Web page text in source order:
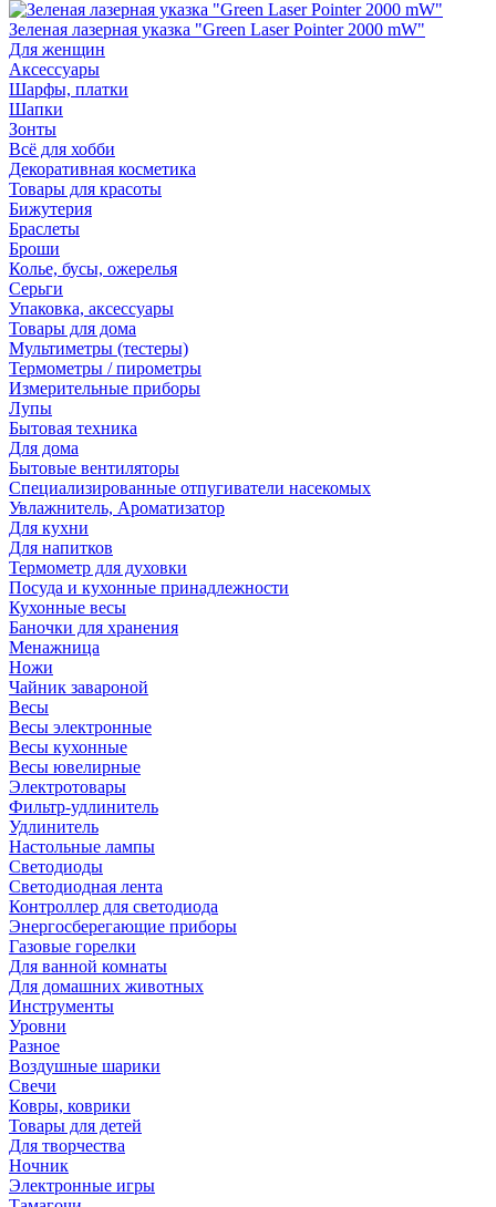
Зеленая лазерная указка "Green Laser Pointer 2000 mW"
Для женщин
Аксессуары
Шарфы, платки
Шапки
Зонты
Всё для хобби
Декоративная косметика
Товары для красоты
Бижутерия
Браслеты
Броши
Колье, бусы, ожерелья
Серьги
Упаковка, аксессуары
Товары для дома
Мультиметры (тестеры)
Термометры / пирометры
Измерительные приборы
Лупы
Бытовая техника
Для дома
Бытовые вентиляторы
Специализированные отпугиватели насекомых
Увлажнитель, Ароматизатор
Для кухни
Для напитков
Термометр для духовки
Посуда и кухонные принадлежности
Кухонные весы
Баночки для хранения
Менажница
Ножи
Чайник завароной
Весы
Весы электронные
Весы кухонные
Весы ювелирные
Электротовары
Фильтр-удлинитель
Удлинитель
Настольные лампы
Светодиоды
Светодиодная лента
Контроллер для светодиода
Энергосберегающие приборы
Газовые горелки
Для ванной комнаты
Для домашних животных
Инструменты
Уровни
Разное
Воздушные шарики
Свечи
Ковры, коврики
Товары для детей
Для творчества
Ночник
Электронные игры